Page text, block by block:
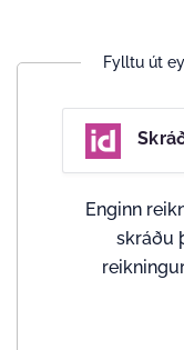
Fylltu út
Enginn
skráðu